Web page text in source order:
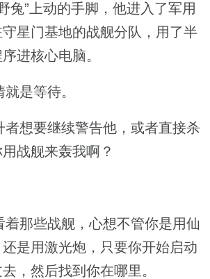
兔”上动的手脚，他进入了军用
星门基地的战舰分队，用了半
进核心电脑。
是等待。
想要继续警告他，或者直接杀
战舰来轰我啊？
那些战舰，心想不管你是用仙
是用激光炮，只要你开始启动
，然后找到你在哪里。